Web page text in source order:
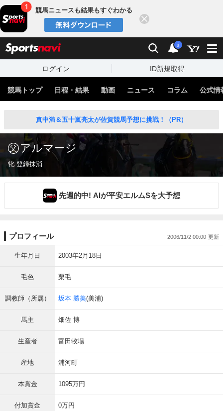
競馬ニュースも結果もすぐわかる
検索 通知
i
ログイン ID新規取得
競馬トップ 日程・結果 動画 ニュース コラム 公式情
真中満＆五十嵐亮太が佐賀競馬予想に挑戦！（PR）
アルマージ
牝 登録抹消
先週的中! AIが平安エルムSを大予想
プロフィール 2006/11/2 00:00
生年月日 2003年2月18日
毛色 栗毛
調教師（所属） 坂本 勝美(美浦)
馬主 畑佐 博
生産者 富田牧場
産地 浦河町
本賞金 1095万円
付加賞金 0万円